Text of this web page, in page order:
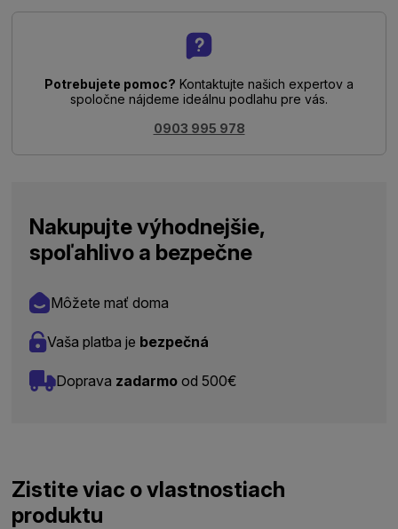
Potrebujete pomoc? Kontaktujte našich expertov a
spoločne nájdeme ideálnu podlahu pre vás.
0903 995 978
Nakupujte výhodnejšie,
spoľahlivo a bezpečne
Môžete mať doma
Vaša platba je bezpečná
Doprava zadarmo od 500€
Zistite viac o vlastnostiach
produktu